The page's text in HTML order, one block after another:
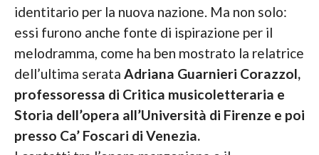
identitario per la nuova nazione. Ma non solo:
essi furono anche fonte di ispirazione per il
melodramma, come ha ben mostrato la relatrice
dell’ultima serata Adriana Guarnieri Corazzol,
professoressa di Critica musicoletteraria e
Storia dell’opera all’Università di Firenze e poi
presso Ca’ Foscari di Venezia.